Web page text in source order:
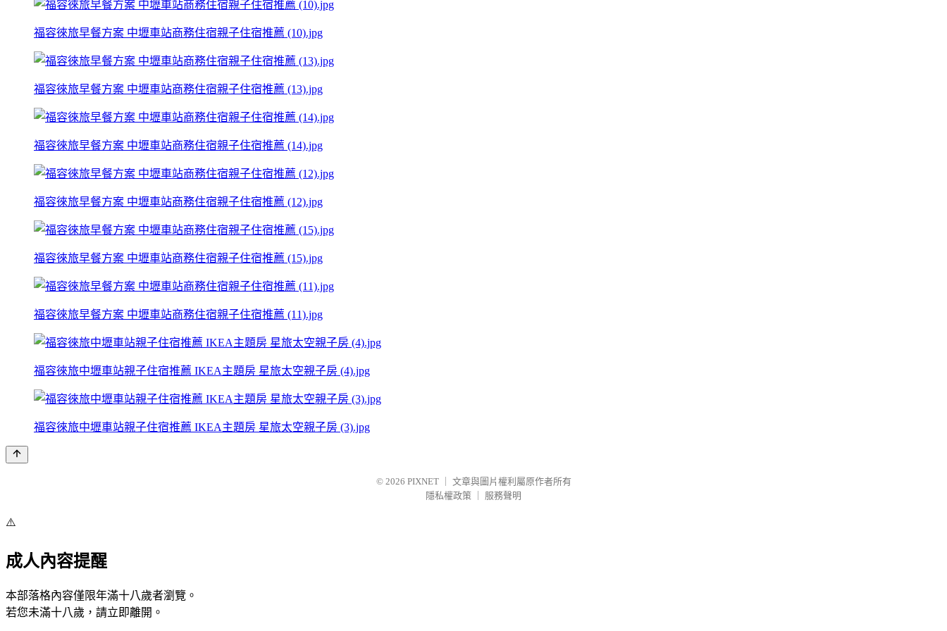
福容徠旅早餐方案 中壢車站商務住宿親子住宿推薦 (10).jpg
福容徠旅早餐方案 中壢車站商務住宿親子住宿推薦 (13).jpg
福容徠旅早餐方案 中壢車站商務住宿親子住宿推薦 (14).jpg
福容徠旅早餐方案 中壢車站商務住宿親子住宿推薦 (12).jpg
福容徠旅早餐方案 中壢車站商務住宿親子住宿推薦 (15).jpg
福容徠旅早餐方案 中壢車站商務住宿親子住宿推薦 (11).jpg
福容徠旅中壢車站親子住宿推薦 IKEA主題房 星旅太空親子房 (4).jpg
福容徠旅中壢車站親子住宿推薦 IKEA主題房 星旅太空親子房 (3).jpg
© 2026 PIXNET
文章與圖片權利屬原作者所有
隱私權政策
服務聲明
⚠️
成人內容提醒
本部落格內容僅限年滿十八歲者瀏覽。
若您未滿十八歲，請立即離開。